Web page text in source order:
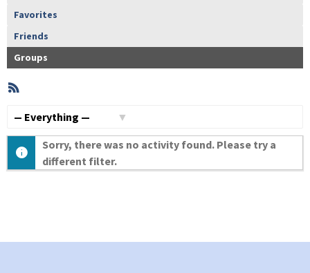
Favorites
Friends
Groups
Member
Activities
Sorry, there was no activity found. Please try a
different filter.